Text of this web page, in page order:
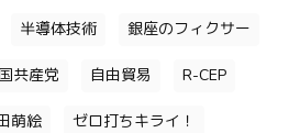
半導体技術 銀座のフィクサー
共産党 自由貿易 R-CEP
萌絵 ゼロ打ちキライ！